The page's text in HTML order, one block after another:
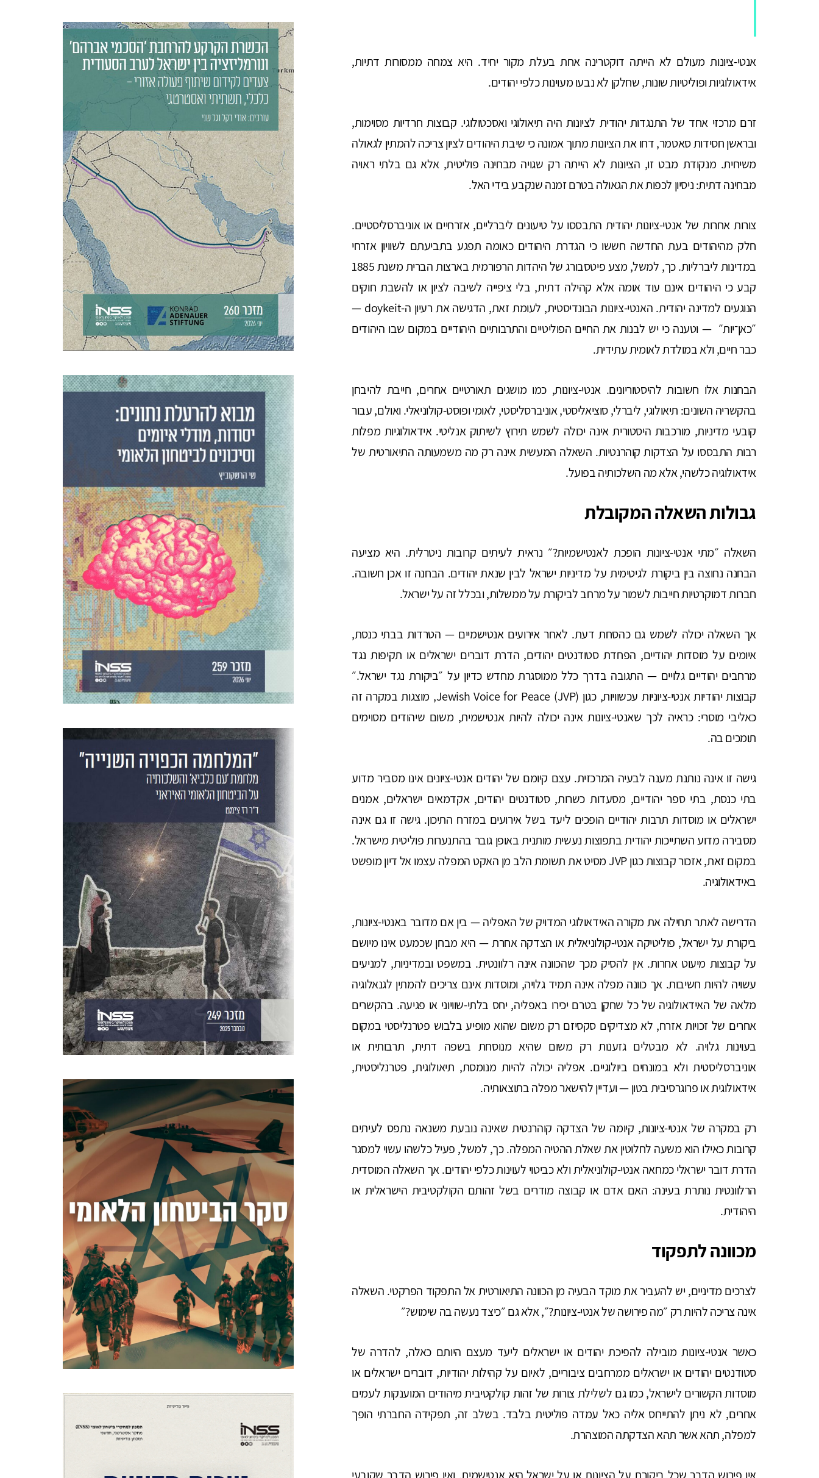
אנטי-ציונות מעולם לא הייתה דוקטרינה אחת בעלת מקור יחיד. היא צמחה ממסורות דתיות,
אידאולוגיות ופוליטיות שונות, שחלקן לא נבעו מעוינות כלפי יהודים.
זרם מרכזי אחד של התנגדות יהודית לציונות היה תיאולוגי ואסכטולוגי. קבוצות חרדיות מסוימות,
ובראשן חסידות סאטמר, דחו את הציונות מתוך אמונה כי שיבת היהודים לציון צריכה להמתין לגאולה
משיחית. מנקודת מבט זו, הציונות לא הייתה רק שגויה מבחינה פוליטית, אלא גם בלתי ראויה
מבחינה דתית: ניסיון לכפות את הגאולה בטרם זמנה שנקבע בידי האל.
צורות אחרות של אנטי-ציונות יהודית התבססו על טיעונים ליברליים, אזרחיים או אוניברסליסטיים.
חלק מהיהודים בעת החדשה חששו כי הגדרת היהודים כאומה תפגע בתביעתם לשוויון אזרחי
במדינות ליברליות. כך, למשל, מצע פיטסבורג של היהדות הרפורמית בארצות הברית משנת 1885
קבע כי היהודים אינם עוד אומה אלא קהילה דתית, בלי ציפייה לשיבה לציון או להשבת חוקים
הנוגעים למדינה יהודית. האנטי-ציונות הבונדיסטית, לעומת זאת, הדגישה את רעיון ה-doykeit —
״כאן־יות״ — וטענה כי יש לבנות את החיים הפוליטיים והתרבותיים היהודיים במקום שבו היהודים
כבר חיים, ולא במולדת לאומית עתידית.
הבחנות אלו חשובות להיסטוריונים. אנטי-ציונות, כמו מושגים תאורטיים אחרים, חייבת להיבחן
בהקשריה השונים: תיאולוגי, ליברלי, סוציאליסטי, אוניברסליסטי, לאומי ופוסט-קולוניאלי. ואולם, עבור
קובעי מדיניות, מורכבות היסטורית אינה יכולה לשמש תירוץ לשיתוק אנליטי. אידאולוגיות מפלות
רבות התבססו על הצדקות קוהרנטיות. השאלה המעשית אינה רק מה משמעותה התיאורטית של
אידאולוגיה כלשהי, אלא מה השלכותיה בפועל.
גבולות השאלה המקובלת
השאלה ״מתי אנטי-ציונות הופכת לאנטישמיות?״ נראית לעיתים קרובות ניטרלית. היא מציעה
הבחנה נחוצה בין ביקורת לגיטימית על מדיניות ישראל לבין שנאת יהודים. הבחנה זו אכן חשובה.
חברות דמוקרטיות חייבות לשמור על מרחב לביקורת על ממשלות, ובכלל זה על ישראל.
אך השאלה יכולה לשמש גם כהסחת דעת. לאחר אירועים אנטישמיים — הטרדות בבתי כנסת,
איומים על מוסדות יהודיים, הפחדת סטודנטים יהודים, הדרת דוברים ישראלים או תקיפות נגד
מרחבים יהודיים גלויים — התגובה בדרך כלל ממוסגרת מחדש כדיון על ״ביקורת נגד ישראל.״
קבוצות יהודיות אנטי-ציוניות עכשוויות, כגון Jewish Voice for Peace (JVP), מוצגות במקרה זה
כאליבי מוסרי: כראיה לכך שאנטי-ציונות אינה יכולה להיות אנטישמית, משום שיהודים מסוימים
תומכים בה.
גישה זו אינה נותנת מענה לבעיה המרכזית. עצם קיומם של יהודים אנטי-ציונים אינו מסביר מדוע
בתי כנסת, בתי ספר יהודיים, מסעדות כשרות, סטודנטים יהודים, אקדמאים ישראלים, אמנים
ישראלים או מוסדות תרבות יהודיים הופכים ליעד בשל אירועים במזרח התיכון. גישה זו גם אינה
מסבירה מדוע השתייכות יהודית בתפוצות נעשית מותנית באופן גובר בהתנערות פוליטית מישראל.
במקום זאת, אזכור קבוצות כגון JVP מסיט את תשומת הלב מן האקט המפלה עצמו אל דיון מופשט
באידאולוגיה.
הדרישה לאתר תחילה את מקורה האידאולוגי המדויק של האפליה — בין אם מדובר באנטי-ציונות,
ביקורת על ישראל, פוליטיקה אנטי-קולוניאלית או הצדקה אחרת — היא מבחן שכמעט אינו מיושם
על קבוצות מיעוט אחרות. אין להסיק מכך שהכוונה אינה רלוונטית. במשפט ובמדיניות, למניעים
עשויה להיות חשיבות. אך כוונה מפלה אינה תמיד גלויה, ומוסדות אינם צריכים להמתין לגנאלוגיה
מלאה של האידאולוגיה של כל שחקן בטרם יכירו באפליה, יחס בלתי-שוויוני או פגיעה. בהקשרים
אחרים של זכויות אזרח, לא מצדיקים סקסיזם רק משום שהוא מופיע בלבוש פטרנליסטי במקום
בעוינות גלויה. לא מבטלים גזענות רק משום שהיא מנוסחת בשפה דתית, תרבותית או
אוניברסליסטית ולא במונחים ביולוגיים. אפליה יכולה להיות מנומסת, תיאולוגית, פטרנליסטית,
אידאולוגית או פרוגרסיבית בטון — ועדיין להישאר מפלה בתוצאותיה.
רק במקרה של אנטי-ציונות, קיומה של הצדקה קוהרנטית שאינה נובעת משנאה נתפס לעיתים
קרובות כאילו הוא משעה לחלוטין את שאלת ההטיה המפלה. כך, למשל, פעיל כלשהו עשוי למסגר
הדרת דובר ישראלי כמחאה אנטי-קולוניאלית ולא כביטוי לעוינות כלפי יהודים. אך השאלה המוסדית
הרלוונטית נותרת בעינה: האם אדם או קבוצה מודרים בשל זהותם הקולקטיבית הישראלית או
היהודית.
מכוונה לתפקוד
לצרכים מדיניים, יש להעביר את מוקד הבעיה מן הכוונה התיאורטית אל התפקוד הפרקטי. השאלה
אינה צריכה להיות רק ״מה פירושה של אנטי-ציונות?״, אלא גם ״כיצד נעשה בה שימוש?״
כאשר אנטי-ציונות מובילה להפיכת יהודים או ישראלים ליעד מעצם היותם כאלה, להדרה של
סטודנטים יהודים או ישראלים ממרחבים ציבוריים, לאיום על קהילות יהודיות, דוברים ישראלים או
מוסדות הקשורים לישראל, כמו גם לשלילת צורות של זהות קולקטיבית מיהודים המוענקות לעמים
אחרים, לא ניתן להתייחס אליה כאל עמדה פוליטית בלבד. בשלב זה, תפקידה החברתי הופך
למפלה, תהא אשר תהא הצדקתה המוצהרת.
אין פירוש הדבר שכל ביקורת על הציונות או על ישראל היא אנטישמית. ואין פירוש הדבר שקובעי